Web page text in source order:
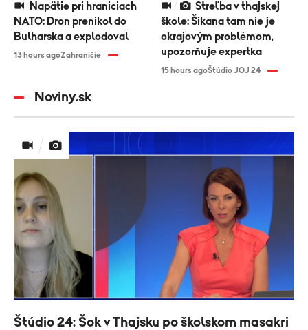
NATO: Dron prenikol do
Bulharska a explodoval
13 hours agoZahraničie
škole: Šikana tam nie je
okrajovým problémom,
upozorňuje expertka
15 hours agoŠtúdio JOJ 24
Noviny.sk
Štúdio 24: Šok v Thajsku po školskom masakri